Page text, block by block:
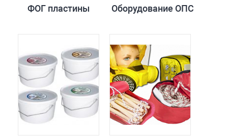
ФОГ пластины Оборудование ОПС